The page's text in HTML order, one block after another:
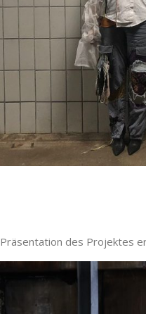
des Projektes